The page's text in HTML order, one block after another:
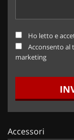
Ho letto e
Acconsento
marketing
Accessori